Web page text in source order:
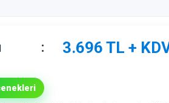
: 3.696 TL +